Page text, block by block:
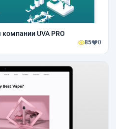
UVA PRO
85 0